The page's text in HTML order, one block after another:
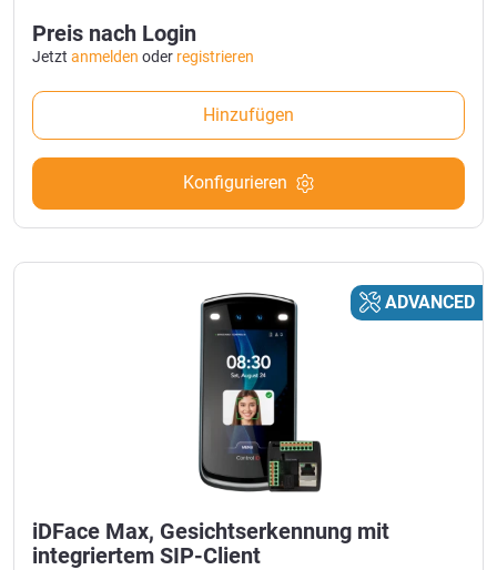
Preis nach Login
Jetzt anmelden oder registrieren
Hinzufügen
Konfigurieren
ADVANCED
iDFace Max, Gesichtserkennung mit
integriertem SIP-Client